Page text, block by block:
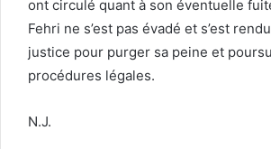
ont circulé quant à son éventuelle
Fehri ne s’est pas évadé et s’est
justice pour purger sa peine et
procédures légales.
N.J.